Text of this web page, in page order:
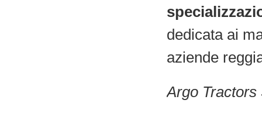
dedicata ai
aziende
Argo Tractors